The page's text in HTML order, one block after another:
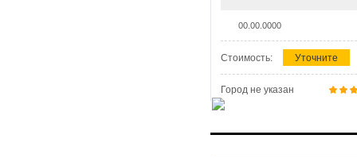
00.00.0000
Стоимость: Уточните
Город не указан